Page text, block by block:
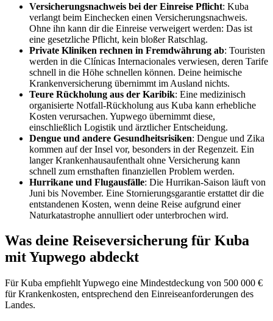
Versicherungsnachweis bei der Einreise Pflicht: Kuba
verlangt beim Einchecken einen Versicherungsnachweis.
Ohne ihn kann dir die Einreise verweigert werden: Das ist
eine gesetzliche Pflicht, kein bloßer Ratschlag.
Private Kliniken rechnen in Fremdwährung ab: Touristen
werden in die Clínicas Internacionales verwiesen, deren Tarife
schnell in die Höhe schnellen können. Deine heimische
Krankenversicherung übernimmt im Ausland nichts.
Teure Rückholung aus der Karibik: Eine medizinisch
organisierte Notfall-Rückholung aus Kuba kann erhebliche
Kosten verursachen. Yupwego übernimmt diese,
einschließlich Logistik und ärztlicher Entscheidung.
Dengue und andere Gesundheitsrisiken: Dengue und Zika
kommen auf der Insel vor, besonders in der Regenzeit. Ein
langer Krankenhausaufenthalt ohne Versicherung kann
schnell zum ernsthaften finanziellen Problem werden.
Hurrikane und Flugausfälle: Die Hurrikan-Saison läuft von
Juni bis November. Eine Stornierungsgarantie erstattet dir die
entstandenen Kosten, wenn deine Reise aufgrund einer
Naturkatastrophe annulliert oder unterbrochen wird.
Was deine Reiseversicherung für Kuba
mit Yupwego abdeckt
Für Kuba empfiehlt Yupwego eine Mindestdeckung von 500 000 €
für Krankenkosten, entsprechend den Einreiseanforderungen des
Landes.